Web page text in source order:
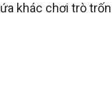
khác chơi trò